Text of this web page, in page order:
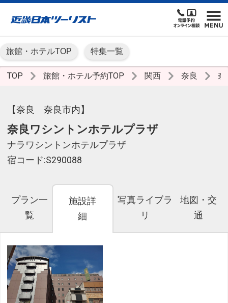
旅館・ホテルTOP 特集一覧
TOP 旅館・ホテル予約TOP 関西 奈良
【奈良 奈良市内】
奈良ワシントンホテルプラザ
ナラワシントンホテルプラザ
宿コード:S290088
プラン一
覧
施設詳
細
写真ライブラ
リ
地図・交
通